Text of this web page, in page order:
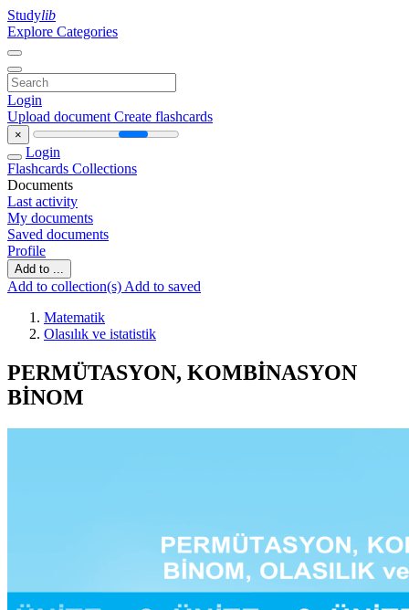
Studylib
Explore Categories
Login
Upload document Create flashcards
×
Login
Flashcards Collections
Documents
Last activity
My documents
Saved documents
Profile
Add to ...
Add to collection(s) Add to saved
Matematik
Olasılık ve istatistik
PERMÜTASYON, KOMBİNASYON
BİNOM